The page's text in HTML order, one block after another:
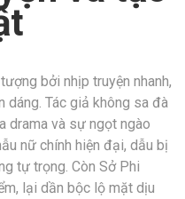
bởi nhịp truyện nhanh,
dáng. Tác giả không sa đà
drama và sự ngọt ngào
nữ chính hiện đại, dẫu bị
tự trọng. Còn Sở Phi
lại dần bộc lộ mặt dịu